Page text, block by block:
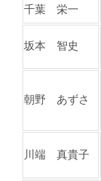
千葉 栄一
坂本 智史
朝野 あずさ
川端 真貴子